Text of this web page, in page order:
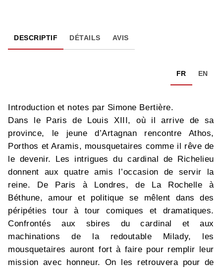
DESCRIPTIF DÉTAILS AVIS
FR EN
Introduction et notes par Simone Bertière.
Dans le Paris de Louis XIII, où il arrive de sa
province, le jeune d’Artagnan rencontre Athos,
Porthos et Aramis, mousquetaires comme il rêve de
le devenir. Les intrigues du cardinal de Richelieu
donnent aux quatre amis l’occasion de servir la
reine. De Paris à Londres, de La Rochelle à
Béthune, amour et politique se mêlent dans des
péripéties tour à tour comiques et dramatiques.
Confrontés aux sbires du cardinal et aux
machinations de la redoutable Milady, les
mousquetaires auront fort à faire pour remplir leur
mission avec honneur. On les retrouvera pour de